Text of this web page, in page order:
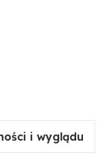
i wyglądu